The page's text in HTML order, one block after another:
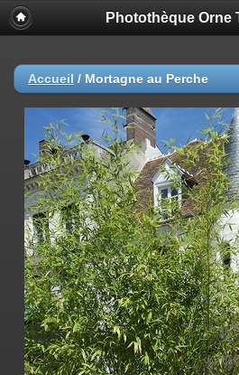
Photothèque Orne
Accueil / Mortagne au Perche